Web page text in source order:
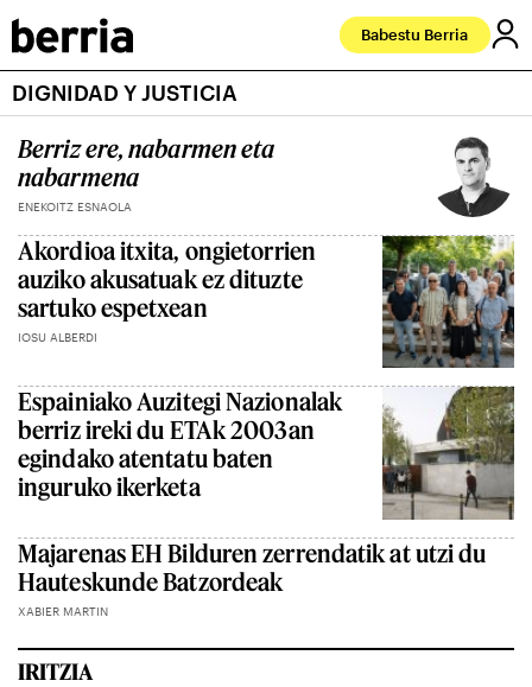
Babestu Berria
DIGNIDAD Y JUSTICIA
Berriz ere, nabarmen eta
nabarmena
ENEKOITZ ESNAOLA
Akordioa itxita, ongietorrien
auziko akusatuak ez dituzte
sartuko espetxean
IOSU ALBERDI
Espainiako Auzitegi Nazionalak
berriz ireki du ETAk 2003an
egindako atentatu baten
inguruko ikerketa
Majarenas EH Bilduren zerrendatik at utzi du
Hauteskunde Batzordeak
XABIER MARTIN
IRITZIA